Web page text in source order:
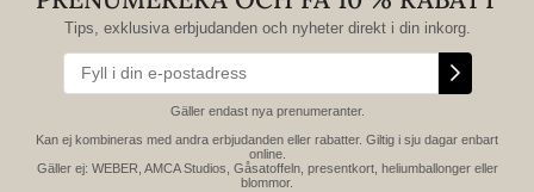
Tips, exklusiva erbjudanden och nyheter direkt i din inkorg.
Gäller endast nya prenumeranter.
Kan ej kombineras med andra erbjudanden eller rabatter. Giltig i sju dagar enbart
online.
Gäller ej: WEBER, AMCA Studios, Gåsatoffeln, presentkort, heliumballonger eller
blommor.